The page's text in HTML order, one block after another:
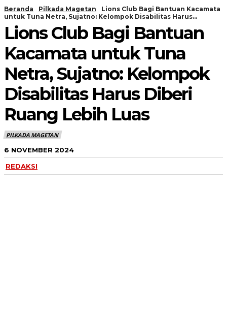
Beranda Pilkada Magetan
Lions Club Bagi Bantuan Kacamata
untuk Tuna Netra, Sujatno: Kelompok Disabilitas Harus...
Lions Club Bagi Bantuan
Kacamata untuk Tuna
Netra, Sujatno: Kelompok
Disabilitas Harus Diberi
Ruang Lebih Luas
PILKADA MAGETAN
6 NOVEMBER 2024
REDAKSI